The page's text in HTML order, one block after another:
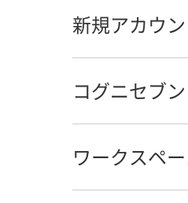
【有料サ
コグニフ
人事異動
パスワー
ほかの担
コグニフ
ログイン
コグニフ
コグニセ
[選択し
【有料サ
「選択し
コグニフ
【保険外
案件を協
案件を削
新規アカウ
アカウン
組織構造
コグニセブ
「●●は
ワークスペ